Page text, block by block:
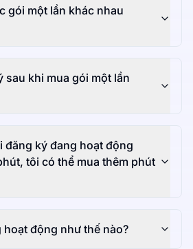
gói một lần khác nhau
sau khi mua gói một lần
đăng ký đang hoạt động
tôi có thể mua thêm phút
động như thế nào?